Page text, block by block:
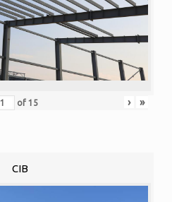
of 15 › »
CIB